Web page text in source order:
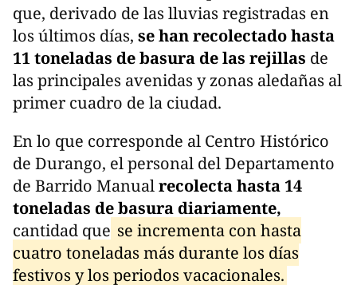
que, derivado de las lluvias registradas en
los últimos días, se han recolectado hasta
11 toneladas de basura de las rejillas de
las principales avenidas y zonas aledañas al
primer cuadro de la ciudad.
En lo que corresponde al Centro Histórico
de Durango, el personal del Departamento
de Barrido Manualrecolecta hasta 14
toneladas de basura diariamente,
cantidad que se incrementa con hasta
cuatro toneladas más durante los días
festivos y los periodos vacacionales.